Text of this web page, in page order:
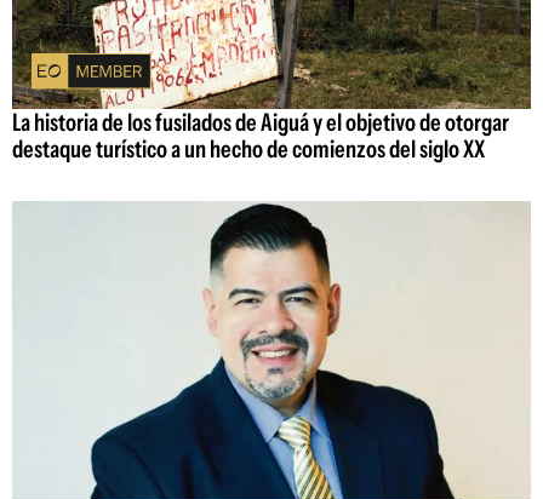
La historia de los fusilados de Aiguá y el objetivo de otorgar
destaque turístico a un hecho de comienzos del siglo XX